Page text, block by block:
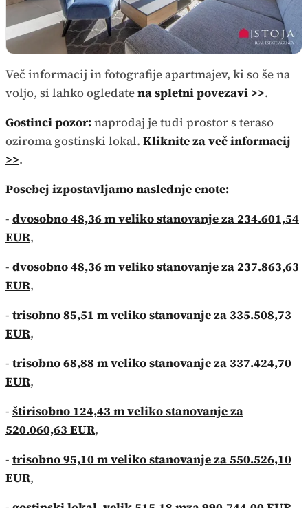
Več informacij in fotografije apartmajev, ki so še na
voljo, si lahko ogledatena spletni povezavi >>.
Gostinci pozor:naprodaj je tudi prostor s teraso
oziroma gostinski lokal. Kliknite za več informacij
>>.
Posebej izpostavljamo naslednje enote:
- dvosobno 48,36 m veliko stanovanje za 234.601,54
EUR,
- dvosobno 48,36 m veliko stanovanje za 237.863,63
EUR,
- trisobno 85,51 m veliko stanovanje za 335.508,73
EUR,
- trisobno 68,88 m veliko stanovanje za 337.424,70
EUR,
- štirisobno 124,43 m veliko stanovanje za
520.060,63 EUR,
- trisobno 95,10 m veliko stanovanje za 550.526,10
EUR,